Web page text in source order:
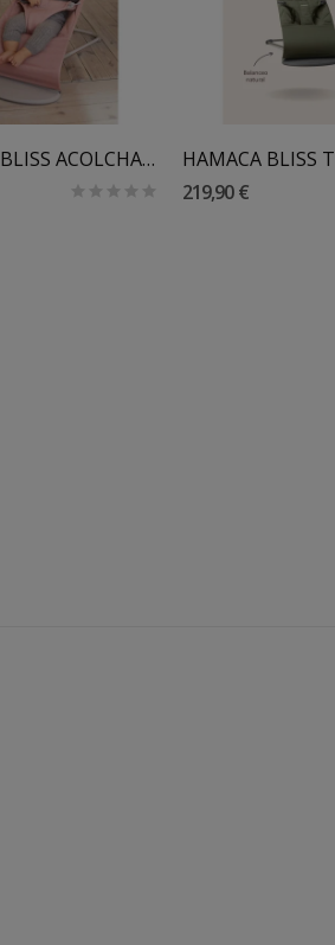
Añadir Al Carrito
HAMACA BLISS ACOLCHADO PÉTALO BABYBJORN
Añadir Al
219,90 €